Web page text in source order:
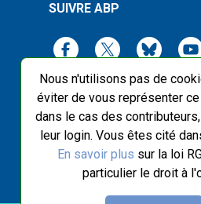
Nous n'utilisons pas de
éviter de vous représenter
dans le cas des
leur login. Vous êtes cité
En savoir plus sur la loi
particulier le droit à
SUIVRE ABP
2003-2026 ©Agence
Commons
Front-end design :Breizhek